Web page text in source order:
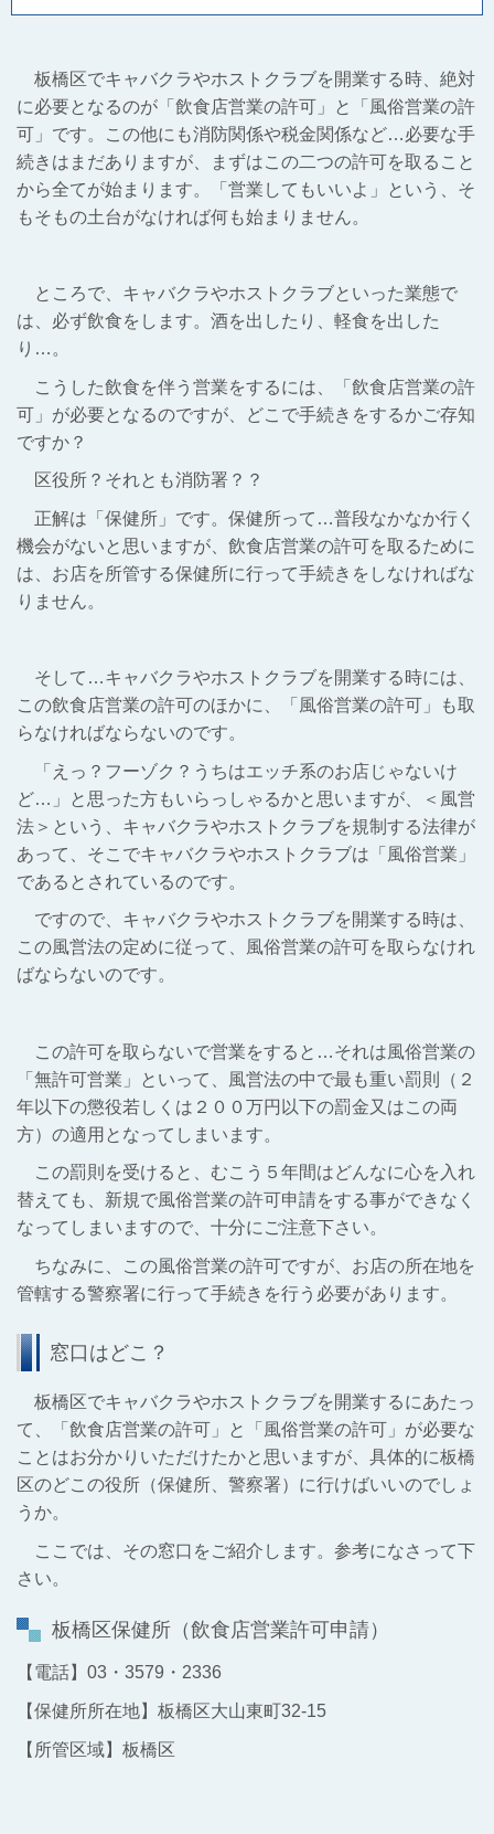
板橋区でキャバクラやホストクラブを開業する時、絶対
に必要となるのが「飲食店営業の許可」と「風俗営業の許
可」です。この他にも消防関係や税金関係など…必要な手
続きはまだありますが、まずはこの二つの許可を取ること
から全てが始まります。「営業してもいいよ」という、そ
もそもの土台がなければ何も始まりません。
ところで、キャバクラやホストクラブといった業態で
は、必ず飲食をします。酒を出したり、軽食を出した
り…。
こうした飲食を伴う営業をするには、「飲食店営業の許
可」が必要となるのですが、どこで手続きをするかご存知
ですか？
区役所？それとも消防署？？
正解は「保健所」です。保健所って…普段なかなか行く
機会がないと思いますが、飲食店営業の許可を取るために
は、お店を所管する保健所に行って手続きをしなければな
りません。
そして…キャバクラやホストクラブを開業する時には、
この飲食店営業の許可のほかに、「風俗営業の許可」も取
らなければならないのです。
「えっ？フーゾク？うちはエッチ系のお店じゃないけ
ど…」と思った方もいらっしゃるかと思いますが、＜風営
法＞という、キャバクラやホストクラブを規制する法律が
あって、そこでキャバクラやホストクラブは「風俗営業」
であるとされているのです。
ですので、キャバクラやホストクラブを開業する時は、
この風営法の定めに従って、風俗営業の許可を取らなけれ
ばならないのです。
この許可を取らないで営業をすると…それは風俗営業の
「無許可営業」といって、風営法の中で最も重い罰則（２
年以下の懲役若しくは２００万円以下の罰金又はこの両
方）の適用となってしまいます。
この罰則を受けると、むこう５年間はどんなに心を入れ
替えても、新規で風俗営業の許可申請をする事ができなく
なってしまいますので、十分にご注意下さい。
ちなみに、この風俗営業の許可ですが、お店の所在地を
管轄する警察署に行って手続きを行う必要があります。
窓口はどこ？
板橋区でキャバクラやホストクラブを開業するにあたっ
て、「飲食店営業の許可」と「風俗営業の許可」が必要な
ことはお分かりいただけたかと思いますが、具体的に板橋
区のどこの役所（保健所、警察署）に行けばいいのでしょ
うか。
ここでは、その窓口をご紹介します。参考になさって下
さい。
板橋区保健所（飲食店営業許可申請）
【電話】03・3579・2336
【保健所所在地】板橋区大山東町32-15
【所管区域】板橋区